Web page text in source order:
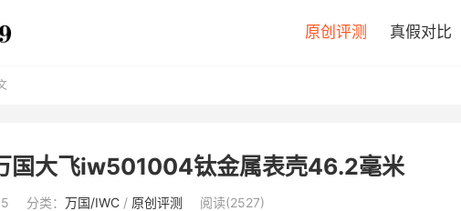
原创评测 真假对比
国大飞iw501004钛金属表壳46.2毫米
分类： 万国/IWC/ 原创评测 阅读(2527)